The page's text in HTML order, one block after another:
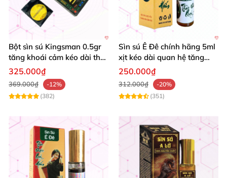
Bột sìn sú Kingsman 0.5gr
tăng khoái cảm kéo dài thời
gian quan hệ
325.000₫
369.000₫
-12%
(382)
Sìn sú Ê Đê chính hãng 5ml
xịt kéo dài quan hệ tăng
khoái cảm
250.000₫
312.000₫
-20%
(351)